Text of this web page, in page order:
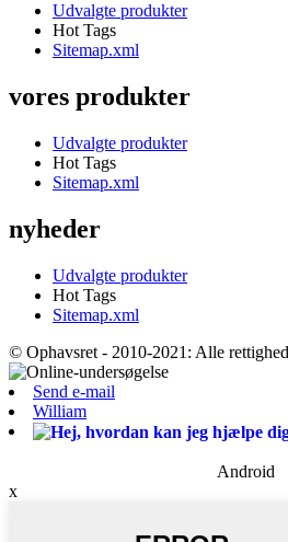
Udvalgte produkter
Hot Tags
Sitemap.xml
vores produkter
Udvalgte produkter
Hot Tags
Sitemap.xml
nyheder
Udvalgte produkter
Hot Tags
Sitemap.xml
© Ophavsret - 2010-2021: Alle
Send e-mail
William
Android
x